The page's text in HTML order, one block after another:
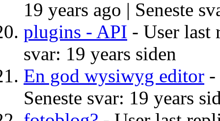
19 years ago | Seneste
plugins - API - User last
svar: 19 years siden
En god wysiwyg editor -
Seneste svar: 19 years